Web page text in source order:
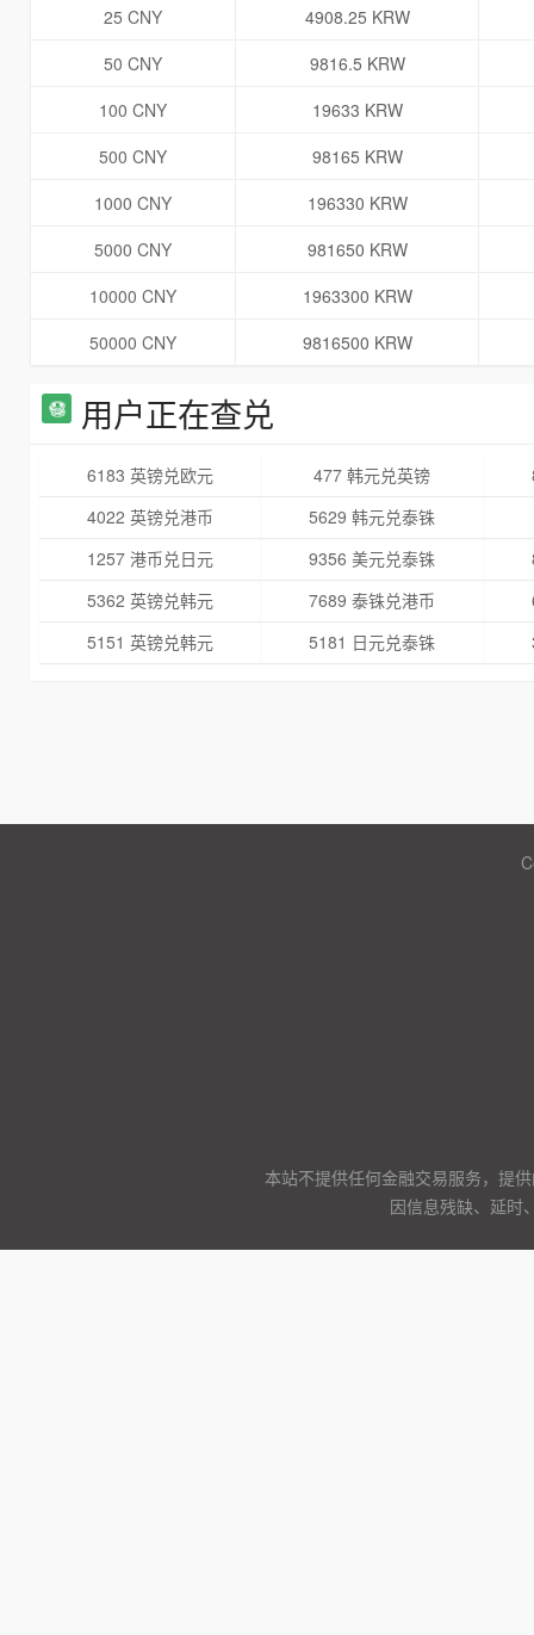
25 CNY
4908.25 KRW
50 CNY
9816.5 KRW
100 CNY
19633 KRW
500 CNY
98165 KRW
1000 CNY
196330 KRW
5000 CNY
981650 KRW
10000 CNY
1963300 KRW
50000 CNY
9816500 KRW
用户正在查兑
6183 英镑兑欧元 477 韩元兑英镑
4022 英镑兑港币
5629 韩元兑泰铢
1257 港币兑日元
9356 美元兑泰铢
5362 英镑兑韩元
7689 泰铢兑港币
5151 英镑兑韩元
5181 日元兑泰铢
本站不提供任何金融交易服务，提
因信息残缺、延时